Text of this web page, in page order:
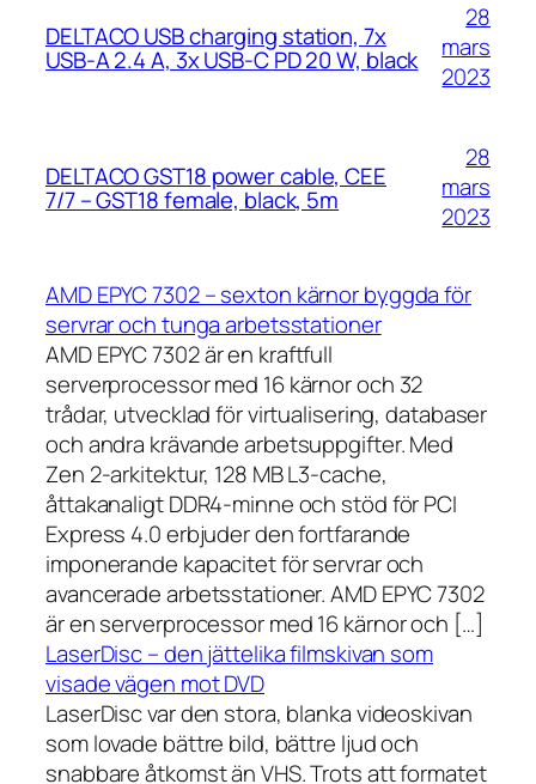
DELTACO USB charging station, 7x
USB-A 2.4 A, 3x USB-C PD 20 W, black
28
mars
2023
DELTACO GST18 power cable, CEE
7/7 – GST18 female, black, 5m
28
mars
2023
AMD EPYC 7302 – sexton kärnor byggda för
servrar och tunga arbetsstationer
AMD EPYC 7302 är en kraftfull
serverprocessor med 16 kärnor och 32
trådar, utvecklad för virtualisering, databaser
och andra krävande arbetsuppgifter. Med
Zen 2-arkitektur, 128 MB L3-cache,
åttakanaligt DDR4-minne och stöd för PCI
Express 4.0 erbjuder den fortfarande
imponerande kapacitet för servrar och
avancerade arbetsstationer. AMD EPYC 7302
är en serverprocessor med 16 kärnor och […]
LaserDisc – den jättelika filmskivan som
visade vägen mot DVD
LaserDisc var den stora, blanka videoskivan
som lovade bättre bild, bättre ljud och
snabbare åtkomst än VHS. Trots att formatet